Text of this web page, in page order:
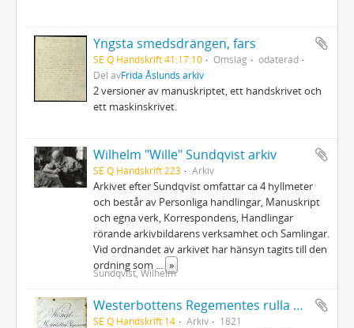
Yngsta smedsdrängen, fars
SE Q Handskrift 41:17:10 Omslag
odaterad
Del avFrida Åslunds arkiv
2 versioner av manuskriptet, ett handskrivet och
ett maskinskrivet.
Wilhelm "Wille" Sundqvist arkiv
SE Q Handskrift 223 Arkiv
Arkivet efter Sundqvist omfattar ca 4 hyllmeter
och består av Personliga handlingar, Manuskript
och egna verk, Korrespondens, Handlingar
rörande arkivbildarens verksamhet och Samlingar.
Vid ordnandet av arkivet har hänsyn tagits till den
ordning som
»
Sundqvist, Wilhelm
Westerbottens Regementes rulla 1821
SE Q Handskrift 14 Arkiv 1821